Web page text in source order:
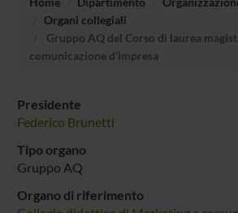
Organi collegiali
Gruppo AQ del Corso di laurea
comunicazione d'impresa
Presidente
Federico Brunetti
Tipo organo
Gruppo AQ
Organo di riferimento